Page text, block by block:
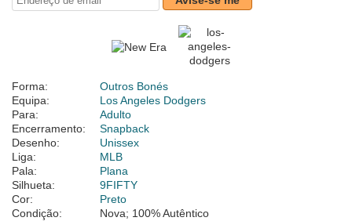
Forma:
Outros Bonés
Equipa:
Los Angeles Dodgers
Para:
Adulto
Encerramento:
Snapback
Desenho:
Unissex
Liga:
MLB
Pala:
Plana
Silhueta:
9FIFTY
Cor:
Preto
Condição:
Nova; 100% Autêntico